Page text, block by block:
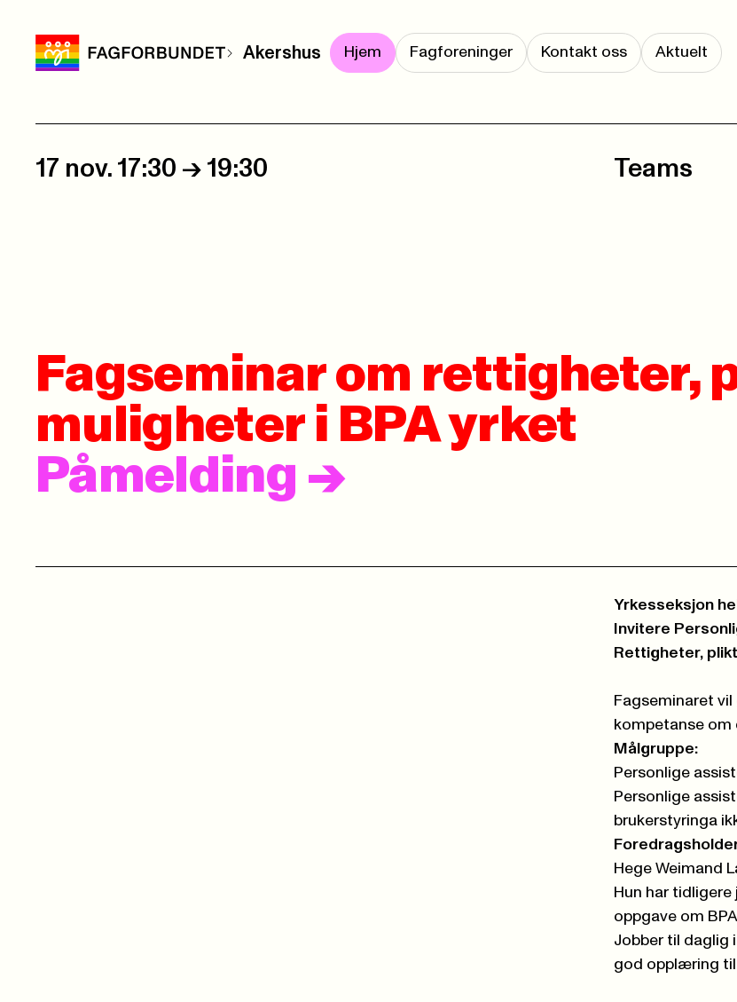
Akershus Hjem Fagforeninger Kontakt oss Aktuelt
17 nov. 17:30 -> 19:30 Teams
Fagseminar om rettigheter,
muligheter i BPA yrket
Påmelding ->
Yrkesseksjon
Invitere
Rettigheter,
Fagseminaret
kompetanse om
Målgruppe:
Personlige
Personlige
brukerstyringa
Hege
Hun har
oppgave om
Jobber til daglig
god opplæring til